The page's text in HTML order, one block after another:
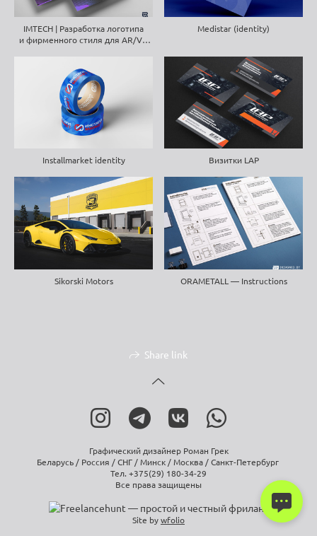
IMTECH | Разработка логотипа
и фирменного стиля для AR/VR
Medistar (identity)
Installmarket identity Визитки LAP
Sikorski Motors ORAMETALL — Instructions
Share link
Графический дизайнер Роман Грек
Беларусь / Россия / СНГ / Минск / Москва / Санкт-Петербург
Тел. +375(29) 180-34-29
Все права защищены
Site bywfolio